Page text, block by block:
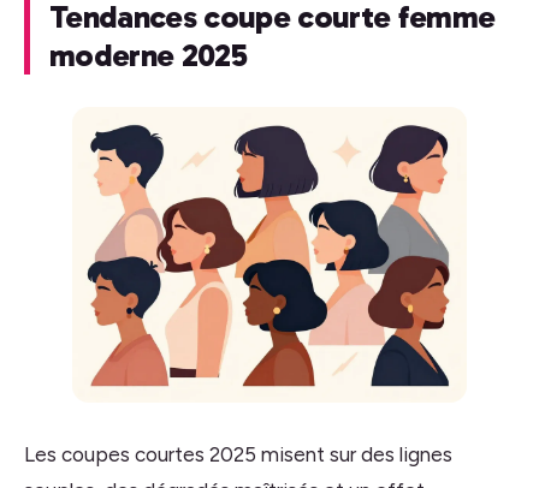
Tendances coupe courte femme
moderne 2025
Les coupes courtes 2025 misent sur des lignes